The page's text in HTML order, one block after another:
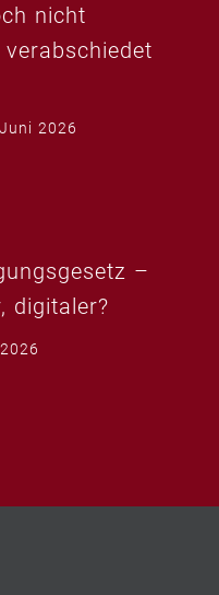
nicht
verabschiedet
2026
–
digitaler?